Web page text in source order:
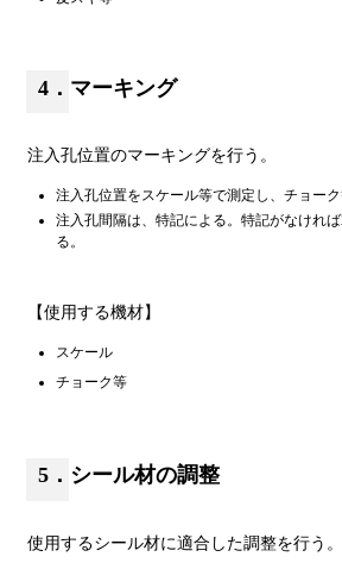
4．マーキング
注入孔位置のマーキングを行う。
注入孔位置をスケール等で測定し、チョーク
注入孔間隔は、特記による。特記がなければ
る。
【使用する機材】
スケール
チョーク等
5．シール材の調整
使用するシール材に適合した調整を行う。